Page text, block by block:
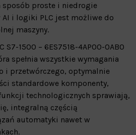
sposób proste i niedrogie
AI i logiki PLC jest możliwe do
maszyny.
S7-1500 – 6ES7518-4AP00-0AB0
spełnia wszystkie wymagania
i przetwórczego, optymalnie
standardowe komponenty,
technologicznych sprawiają,
integralną częścią
automatyki nawet w